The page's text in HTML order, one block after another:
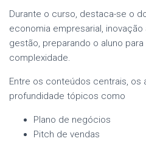
Durante o curso, destaca-se o
economia empresarial,
gestão, preparando o aluno
complexidade.
Entre os conteúdos centrais, os
profundidade tópicos como
Plano de negócios
Pitch de vendas